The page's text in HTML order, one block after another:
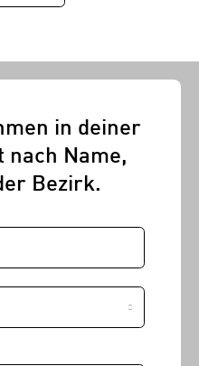
in deiner
nach Name,
Bezirk.